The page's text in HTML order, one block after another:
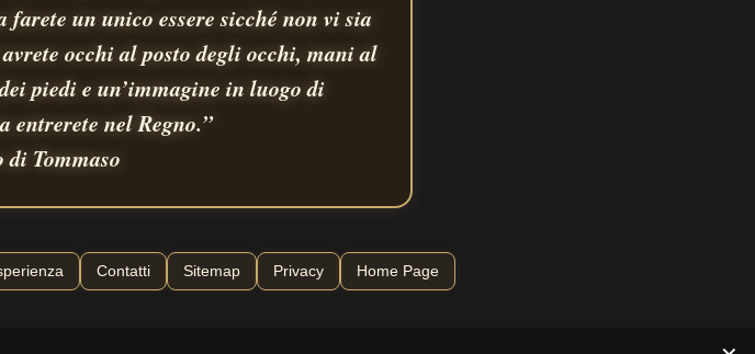
un unico essere sicché non vi sia
occhi al posto degli occhi, mani al
piedi e un’immagine in luogo di
entrerete nel Regno.”
di Tommaso
Contatti Sitemap Privacy Home Page